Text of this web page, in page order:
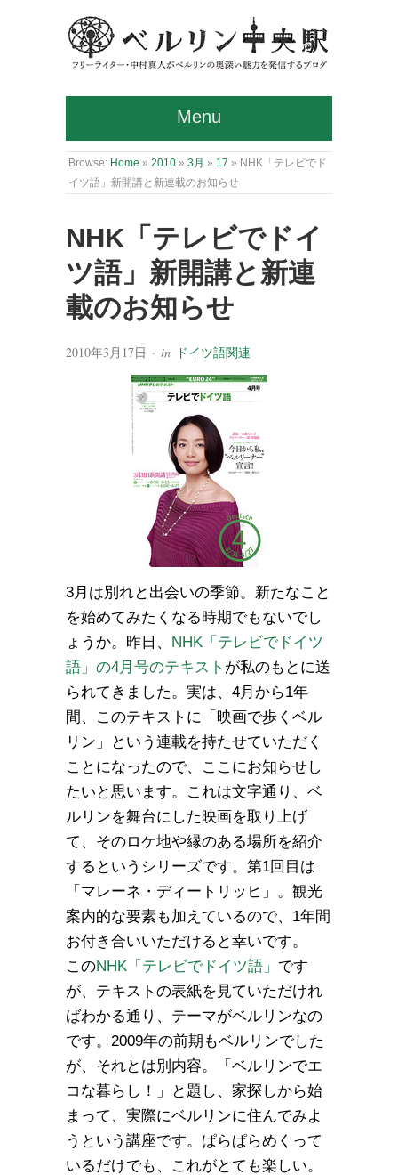
Menu
Browse: Home » 2010 » 3月 » 17 » NHK「テレビでド
イツ語」新開講と新連載のお知らせ
NHK「テレビでドイ
ツ語」新開講と新連
載のお知らせ
2010年3月17日 · in ドイツ語関連
3月は別れと出会いの季節。新たなこと
を始めてみたくなる時期でもないでし
ょうか。昨日、 NHK「テレビでドイツ
語」の4月号のテキスト が私のもとに送
られてきました。実は、4月から1年
間、このテキストに「映画で歩くベル
リン」という連載を持たせていただく
ことになったので、ここにお知らせし
たいと思います。これは文字通り、ベ
ルリンを舞台にした映画を取り上げ
て、そのロケ地や縁のある場所を紹介
するというシリーズです。第1回目は
「マレーネ・ディートリッヒ」。観光
案内的な要素も加えているので、1年間
お付き合いいただけると幸いです。
このNHK「テレビでドイツ語」 です
が、テキストの表紙を見ていただけれ
ばわかる通り、テーマがベルリンなの
です。2009年の前期もベルリンでした
が、それとは別内容。「ベルリンでエ
コな暮らし！」と題し、家探しから始
まって、実際にベルリンに住んでみよ
うという講座です。ぱらぱらめくって
いるだけでも、これがとても楽しい。